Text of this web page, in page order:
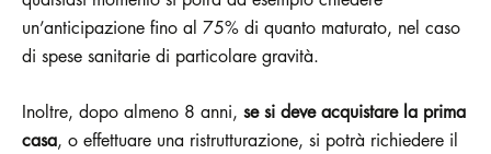
un’anticipazione fino al 75% di quanto maturato, nel caso
di spese sanitarie di particolare gravità.
Inoltre, dopo almeno 8 anni, se si deve acquistare la prima
casa, o effettuare una ristrutturazione, si potrà richiedere il